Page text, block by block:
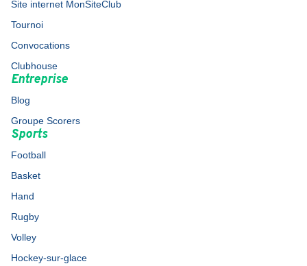
Site internet MonSiteClub
Tournoi
Convocations
Clubhouse
Entreprise
Blog
Groupe Scorers
Sports
Football
Basket
Hand
Rugby
Volley
Hockey-sur-glace